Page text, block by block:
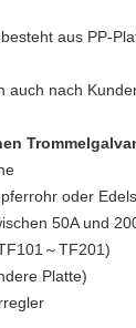
aus PP-
nach
oder
50A und
～TF201)
Platte)